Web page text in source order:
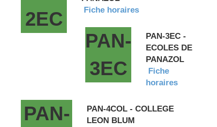
2EC
Fiche horaires
PAN-
3EC
PAN-3EC -
ECOLES DE
PANAZOL
Fiche
horaires
PAN-
PAN-4COL - COLLEGE
LEON BLUM